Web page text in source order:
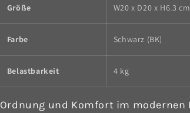
Größe W20 x D20 x H6.3 cm
Farbe Schwarz (BK)
Belastbarkeit 4 kg
Ordnung und Komfort im modernen